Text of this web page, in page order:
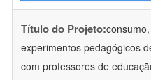
Título do Projeto:
experimentos pedagógicos
com professores de